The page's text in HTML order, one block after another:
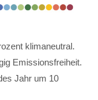
klimaneutral.
Emissionsfreiheit.
Jahr um 10